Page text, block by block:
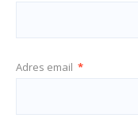
Adres email *